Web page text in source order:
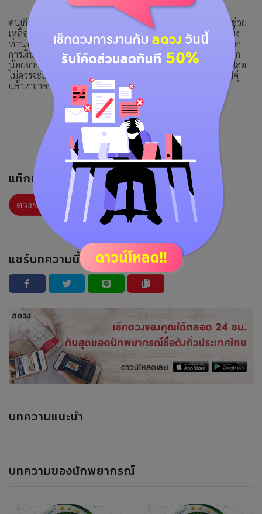
คนเกิดวันเสาร์ วันนี้ท่านจะเจอเรื่องต่างตอบแทนหากท่านเคยช่วย
เหลือใครไว้เขาก็จะรู้คุณหาทางตอบแทนด้วยวิธีการใดวิธีการหนึ่ง
ท่านที่เคยผ่านเรื่องราวร้ายๆมานานปัญหาทุกอย่างจะมีทางออก
การเงิน มีลาภมาจากคำพูด คนชอบเสี่ยงจะมีโชคจากการเสี่ยงเล็ก
น้อยจากเลขที่บ้านหรือเด็กๆภายในบ้านจะให้โชค ความรัก คนโสด
ไม่ควรจะใกล้ชิดกับคนท่าเยอะเพราะจะเหนื่อยใจภายหลัง คนมีคู่
แล้วหาเวลาส่วนตัวอยู่ด้วยกันไม่ค่อยได้
แท็กที่เกี่ยวข้อง :
ดวงรายวัน
แชร์บทความนี้ :
บทความแนะนำ
บทความของนักพยากรณ์